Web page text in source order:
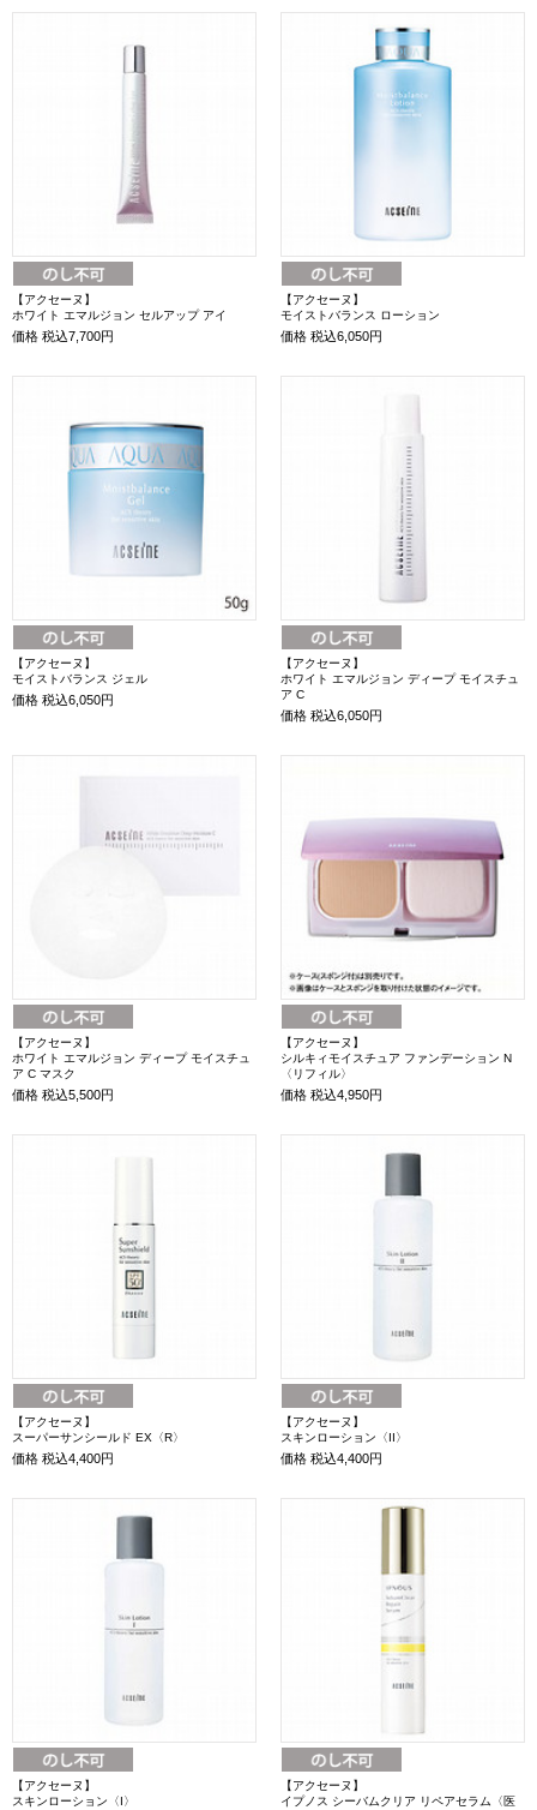
【アクセーヌ】
ホワイト エマルジョン セルアップ アイ
価格 税込7,700円
【アクセーヌ】
モイストバランス ローション
価格 税込6,050円
【アクセーヌ】
モイストバランス ジェル
価格 税込6,050円
【アクセーヌ】
ホワイト エマルジョン ディープ モイスチュ
ア C
価格 税込6,050円
【アクセーヌ】
ホワイト エマルジョン ディープ モイスチュ
ア C マスク
価格 税込5,500円
【アクセーヌ】
シルキィモイスチュア ファンデーション N
〈リフィル〉
価格 税込4,950円
【アクセーヌ】
スーパーサンシールド EX〈R〉
価格 税込4,400円
【アクセーヌ】
スキンローション〈II〉
価格 税込4,400円
【アクセーヌ】
スキンローション〈I〉
【アクセーヌ】
イプノス シーバムクリア リペアセラム〈医